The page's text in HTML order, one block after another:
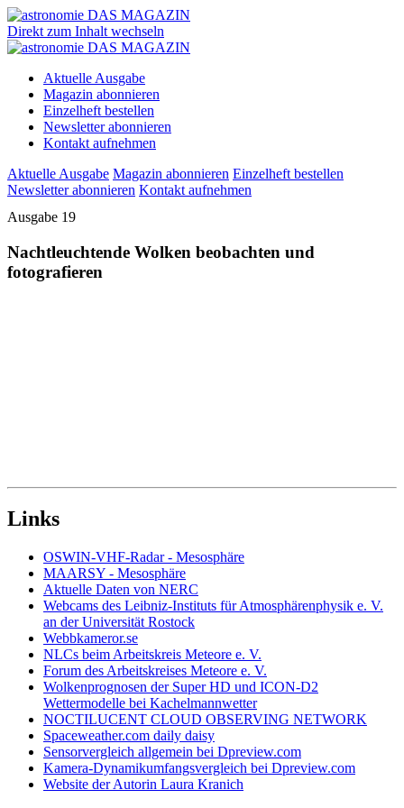
Direkt zum Inhalt wechseln
Aktuelle Ausgabe
Magazin abonnieren
Einzelheft bestellen
Newsletter abonnieren
Kontakt aufnehmen
Aktuelle Ausgabe Magazin abonnieren Einzelheft bestellen
Newsletter abonnieren Kontakt aufnehmen
Ausgabe 19
Nachtleuchtende Wolken beobachten und
fotografieren
Links
OSWIN-VHF-Radar - Mesosphäre
MAARSY - Mesosphäre
Aktuelle Daten von NERC
Webcams des Leibniz-Instituts für Atmosphärenphysik e. V.
an der Universität Rostock
Webbkameror.se
NLCs beim Arbeitskreis Meteore e. V.
Forum des Arbeitskreises Meteore e. V.
Wolkenprognosen der Super HD und ICON-D2
Wettermodelle bei Kachelmannwetter
NOCTILUCENT CLOUD OBSERVING NETWORK
Spaceweather.com daily daisy
Sensorvergleich allgemein bei Dpreview.com
Kamera-Dynamikumfangsvergleich bei Dpreview.com
Website der Autorin Laura Kranich